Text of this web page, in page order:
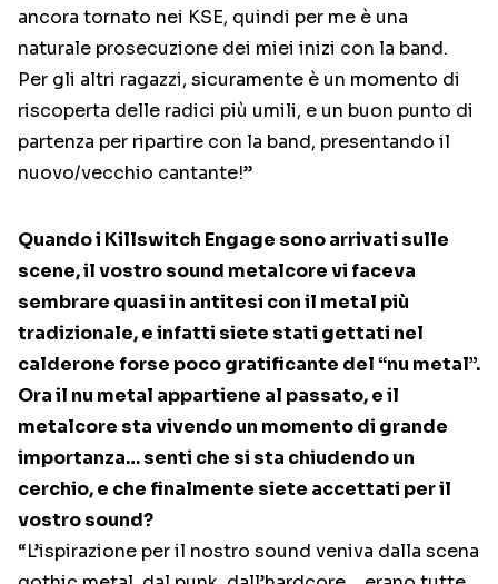
ancora tornato nei KSE, quindi per me è una
naturale prosecuzione dei miei inizi con la band.
Per gli altri ragazzi, sicuramente è un momento di
riscoperta delle radici più umili, e un buon punto di
partenza per ripartire con la band, presentando il
nuovo/vecchio cantante!”
Quando i Killswitch Engage sono arrivati sulle
scene, il vostro sound metalcore vi faceva
sembrare quasi in antitesi con il metal più
tradizionale, e infatti siete stati gettati nel
calderone forse poco gratificante del “nu metal”.
Ora il nu metal appartiene al passato, e il
metalcore sta vivendo un momento di grande
importanza… senti che si sta chiudendo un
cerchio, e che finalmente siete accettati per il
vostro sound?
“L’ispirazione per il nostro sound veniva dalla scena